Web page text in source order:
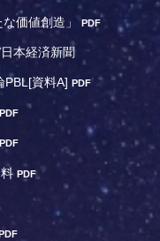
な価値創造」PDF
本経済新聞
PBL[資料A]PDF
PDF
PDF
料PDF